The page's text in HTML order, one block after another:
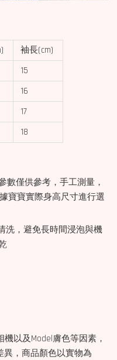
袖長(cm)
15
16
17
18
數僅供參考，手工測量，
寶寶實際身高尺寸進行選
洗，避免長時間浸泡與機
以及Model膚色等因素，
，商品顏色以實物為